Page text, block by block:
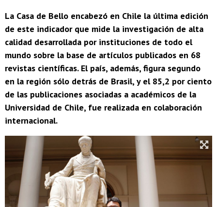
La Casa de Bello encabezó en Chile la última edición
de este indicador que mide la investigación de alta
calidad desarrollada por instituciones de todo el
mundo sobre la base de artículos publicados en 68
revistas científicas. El país, además, figura segundo
en la región sólo detrás de Brasil, y el 85,2 por ciento
de las publicaciones asociadas a académicos de la
Universidad de Chile, fue realizada en colaboración
internacional.